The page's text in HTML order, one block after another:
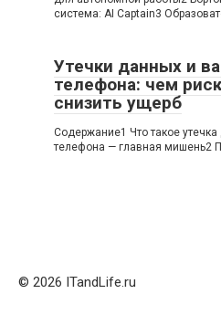
система: AI Captain3
Утечки данных и
телефона: чем
снизить ущерб
Содержание1 Что такое
телефона — главная мишень2
© 2026 ITandLife.ru